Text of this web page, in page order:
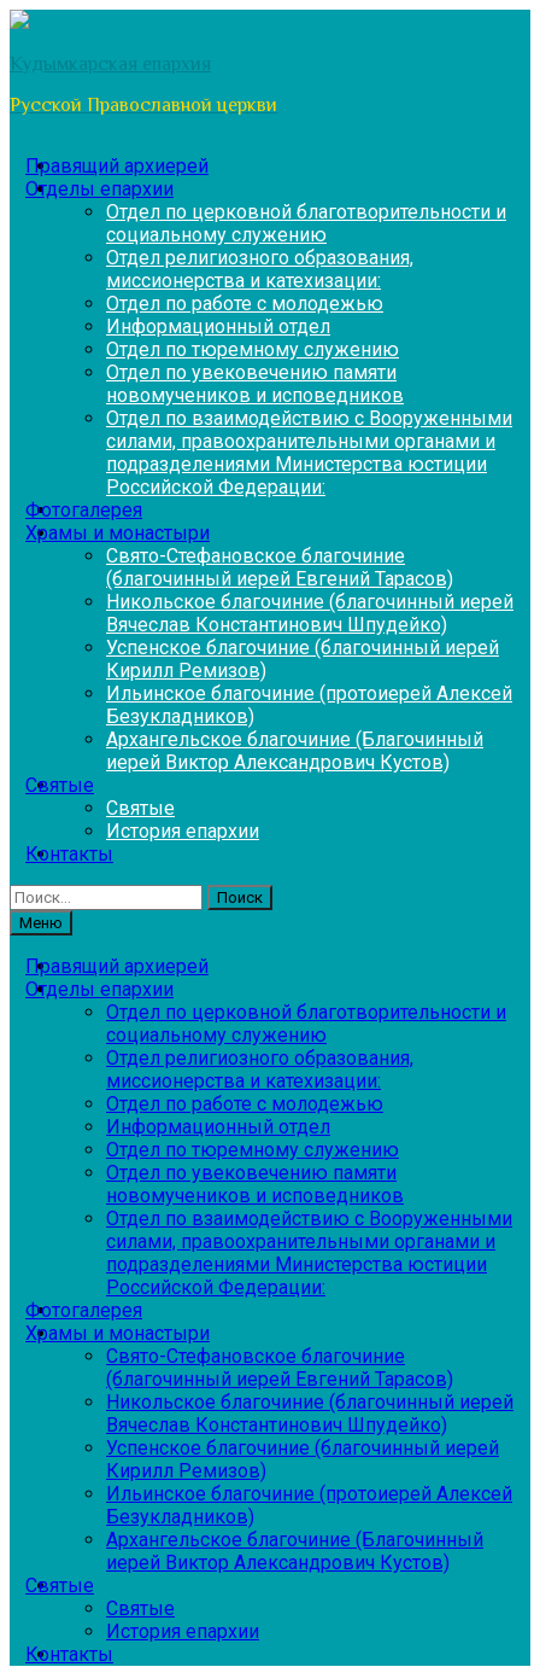
Перейти
содержимому
Кудымкарская епархия
Русской Православной церкви
Правящий архиерей
Отделы епархии
Отдел по церковной благотворительности и
социальному служению
Отдел религиозного образования,
миссионерства и катехизации:
Отдел по работе с молодежью
Информационный отдел
Отдел по тюремному служению
Отдел по увековечению памяти
новомучеников и исповедников
Отдел по взаимодействию с Вооруженными
силами, правоохранительными органами и
подразделениями Министерства юстиции
Российской Федерации:
Фотогалерея
Храмы и монастыри
Свято-Стефановское благочиние
(благочинный иерей Евгений Тарасов)
Никольское благочиние (благочинный иерей
Вячеслав Константинович Шпудейко)
Успенское благочиние (благочинный иерей
Кирилл Ремизов)
Ильинское благочиние (протоиерей Алексей
Безукладников)
Архангельское благочиние (Благочинный
иерей Виктор Александрович Кустов)
Святые
Святые
История епархии
Контакты
Найти:
Меню
Правящий архиерей
Отделы епархии
Отдел по церковной благотворительности и
социальному служению
Отдел религиозного образования,
миссионерства и катехизации:
Отдел по работе с молодежью
Информационный отдел
Отдел по тюремному служению
Отдел по увековечению памяти
новомучеников и исповедников
Отдел по взаимодействию с Вооруженными
силами, правоохранительными органами и
подразделениями Министерства юстиции
Российской Федерации:
Фотогалерея
Храмы и монастыри
Свято-Стефановское благочиние
(благочинный иерей Евгений Тарасов)
Никольское благочиние (благочинный иерей
Вячеслав Константинович Шпудейко)
Успенское благочиние (благочинный иерей
Кирилл Ремизов)
Ильинское благочиние (протоиерей Алексей
Безукладников)
Архангельское благочиние (Благочинный
иерей Виктор Александрович Кустов)
Святые
Святые
История епархии
Контакты